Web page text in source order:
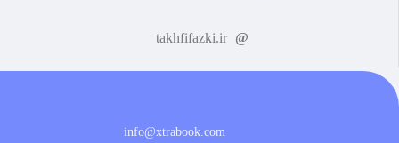
takhfifazki.ir
info@xtrabook.com